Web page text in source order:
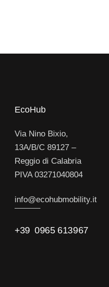
EcoHub
Via Nino Bixio,
13A/B/C 89127 –
Reggio di Calabria
PIVA 03271040804
info@ecohubmobility.it
+39 0965 613967